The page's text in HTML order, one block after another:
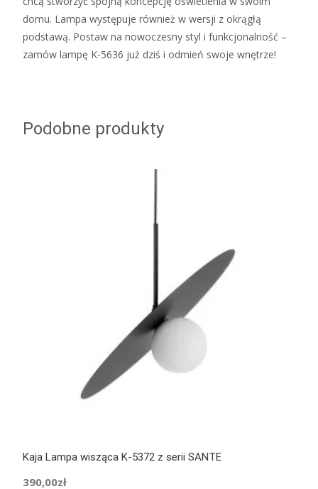
domu. Lampa występuje również w wersji z okrągłą
podstawą. Postaw na nowoczesny styl i funkcjonalność –
zamów lampę K-5636 już dziś i odmień swoje wnętrze!
Podobne produkty
Kaja Lampa wisząca K-5372 z serii SANTE
390,00zł